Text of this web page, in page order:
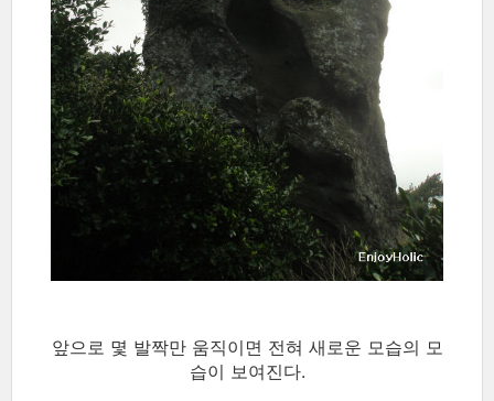
앞으로 몇 발짝만 움직이면 전혀 새로운 모습의 모
습이 보여진다.